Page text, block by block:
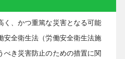
く、かつ重篤な災害となる可能
安全衛生法（労働安全衛生法施
べき災害防止のための措置に関